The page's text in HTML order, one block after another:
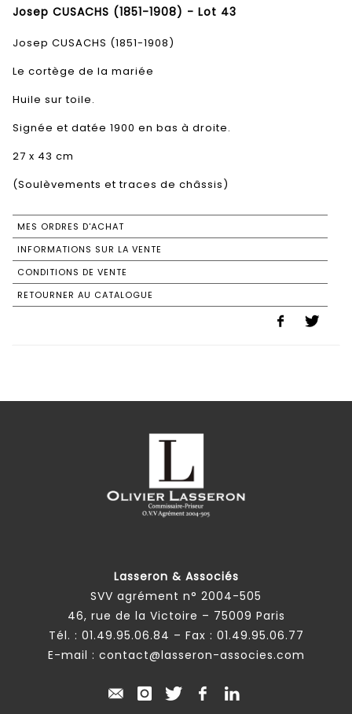
Josep CUSACHS (1851-1908) - Lot 43
Josep CUSACHS (1851-1908)
Le cortège de la mariée
Huile sur toile.
Signée et datée 1900 en bas à droite.
27 x 43 cm
(Soulèvements et traces de châssis)
MES ORDRES D'ACHAT
INFORMATIONS SUR LA VENTE
CONDITIONS DE VENTE
RETOURNER AU CATALOGUE
Lasseron & Associés
SVV agrément n° 2004-505
46, rue de la Victoire – 75009 Paris
Tél. : 01.49.95.06.84 – Fax : 01.49.95.06.77
E-mail : contact@lasseron-associes.com